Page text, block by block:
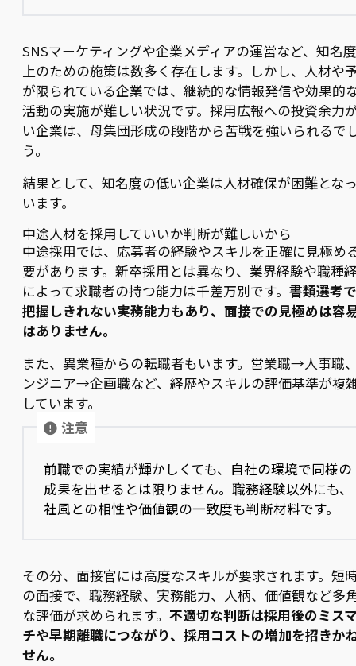
SNSマーケティングや企業メディアの運営など、知名
上のための施策は数多く存在します。しかし、人材や
が限られている企業では、継続的な情報発信や効果的
活動の実施が難しい状況です。採用広報への投資余力
い企業は、母集団形成の段階から苦戦を強いられるで
う。
結果として、知名度の低い企業は人材確保が困難とな
います。
中途人材を採用していいか判断が難しいから
中途採用では、応募者の経験やスキルを正確に見極め
要があります。新卒採用とは異なり、業界経験や職種
によって求職者の持つ能力は千差万別です。 書類選考
把握しきれない実務能力もあり、面接での見極めは容
はありません。
また、異業種からの転職者もいます。営業職→人事職
ンジニア→企画職など、経歴やスキルの評価基準が複
しています。
注意
前職での実績が輝かしくても、自社の環境で同様の
成果を出せるとは限りません。職務経験以外にも、
社風との相性や価値観の一致度も判断材料です。
その分、面接官には高度なスキルが要求されます。短
の面接で、職務経験、実務能力、人柄、価値観など多
な評価が求められます。 不適切な判断は採用後のミス
チや早期離職につながり、採用コストの増加を招きか
せん。